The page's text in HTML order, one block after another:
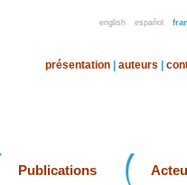
english español
présentation auteurs
Publications